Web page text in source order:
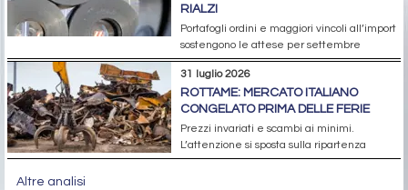
RIALZI
Portafogli ordini e maggiori vincoli all’import
sostengono le attese per settembre
31 luglio 2026
ROTTAME: MERCATO ITALIANO
CONGELATO PRIMA DELLE FERIE
Prezzi invariati e scambi ai minimi.
L’attenzione si sposta sulla ripartenza
Altre analisi